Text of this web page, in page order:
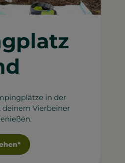
in der
deinem Vierbeiner